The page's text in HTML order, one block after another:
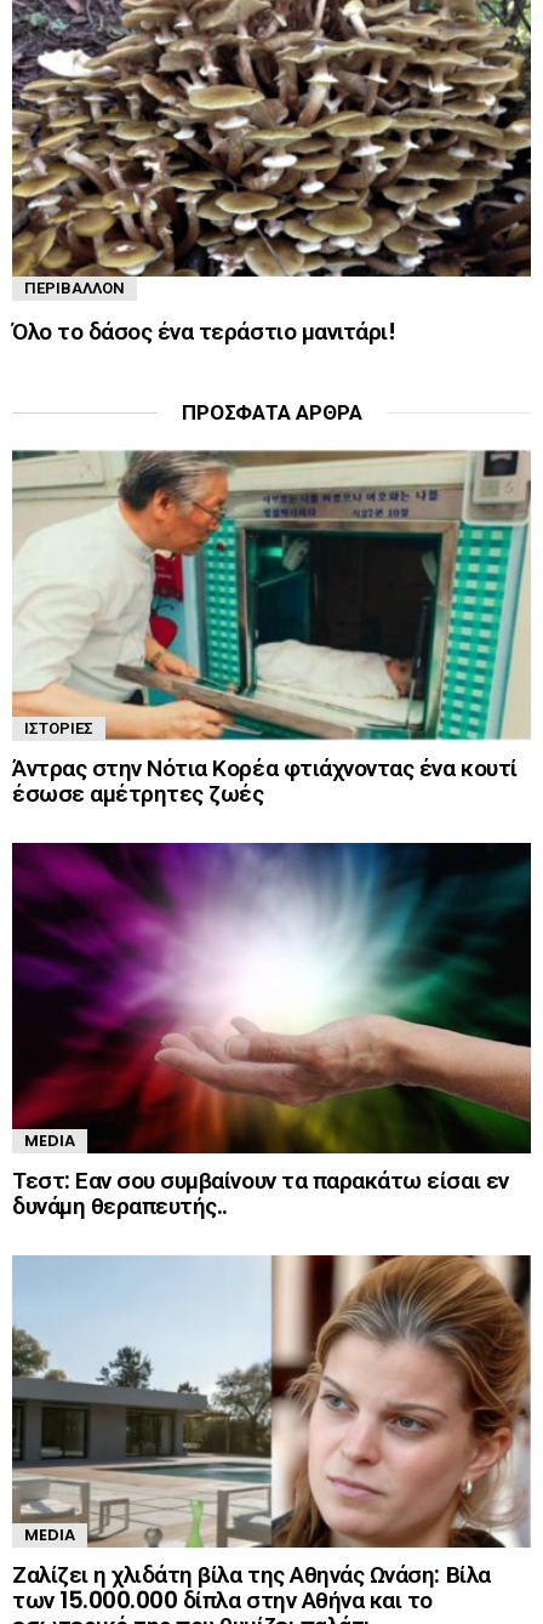
ΠΕΡΙΒΆΛΛΟΝ
Όλο το δάσος ένα τεράστιο μανιτάρι!
ΠΡΌΣΦΑΤΑ ΆΡΘΡΑ
ΙΣΤΟΡΊΕΣ
Άντρας στην Νότια Κορέα φτιάχνοντας ένα κουτί
έσωσε αμέτρητες ζωές
MEDIA
Τεστ: Εαν σου συμβαίνουν τα παρακάτω είσαι εν
δυνάμη θεραπευτής..
MEDIA
Ζαλίζει η χλιδάτη βίλα της Αθηνάς Ωνάση: Βίλα
των 15.000.000 δίπλα στην Αθήνα και το